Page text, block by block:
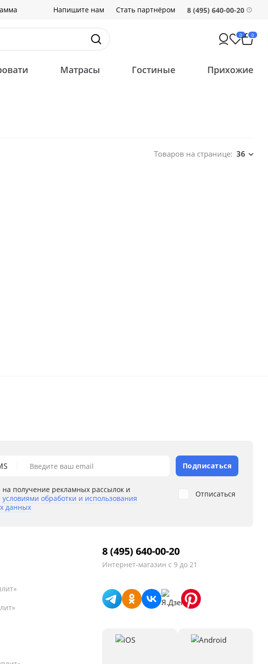
Напишите нам Стать партнёром 8 (495) 640-00-20
0 0
Матрасы Гостиные Прихожие
Товаров на странице: 36
Введите ваш email Подписаться
на получение рекламных рассылок и
условиями обработки и использования
данных
Отписаться
8 (495) 640-00-20
Интернет-магазин с 9 до 21